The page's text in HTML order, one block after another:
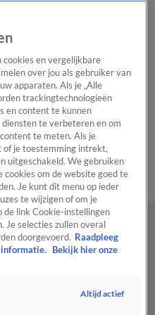
Het beste van Hart
Tip de
Tip de redactiePanelVideo's
cookies en vergelijkbare
over jou als gebruiker van
apparaten. Als je „Alle
trackingtechnologieën
en content te kunnen
te verbeteren en om
te meten. Als je
of je toestemming intrekt,
uitgeschakeld. We gebruiken
cookies om de website goed te
Je kunt dit menu op ieder
te wijzigen of om je
link Cookie-instellingen
Je selecties zullen overal
doorgevoerd. Raadpleeg
informatie.
Bekijk hier onze
Altijd actief